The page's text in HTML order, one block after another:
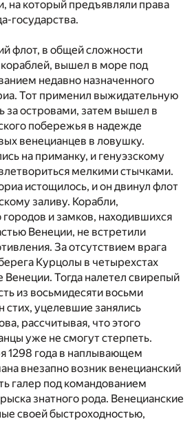
на который предъявляли права
государства.
флот, в общей сложности
вышел в море под
недавно назначенного
Тот применил выжидательную
за островами, затем вышел в
побережья в надежде
венецианцев в ловушку.
на приманку, и генуэзскому
мелкими стычками.
истощилось, и он двинул флот
заливу. Корабли,
и замков, находившихся
Венеции, не встретили
За отсутствием врага
Курцолы в четырехстах
Венеции. Тогда налетел свирепый
из восьмидесяти восьми
стих, уцелевшие занялись
рассчитывая, что этого
уже не смогут стерпеть.
1298 года в наплывающем
внезапно возник венецианский
галер под командованием
знатного рода. Венецианские
своей быстроходностью,